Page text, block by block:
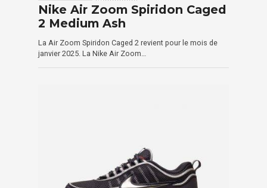
Nike Air Zoom Spiridon Caged
2 Medium Ash
La Air Zoom Spiridon Caged 2 revient pour le mois de
janvier 2025. La Nike Air Zoom…